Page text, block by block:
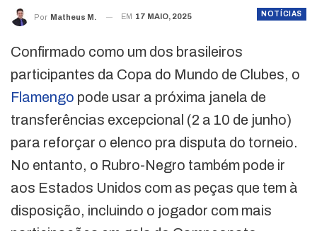
NOTÍCIAS
Por Matheus M. EM 17 MAIO, 2025
Confirmado como um dos brasileiros
participantes da Copa do Mundo de Clubes, o
Flamengo pode usar a próxima janela de
transferências excepcional (2 a 10 de junho)
para reforçar o elenco pra disputa do torneio.
No entanto, o Rubro-Negro também pode ir
aos Estados Unidos com as peças que tem à
disposição, incluindo o jogador com mais